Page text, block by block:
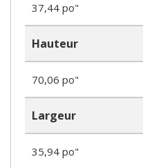
37,44 po"
Hauteur
70,06 po"
Largeur
35,94 po"